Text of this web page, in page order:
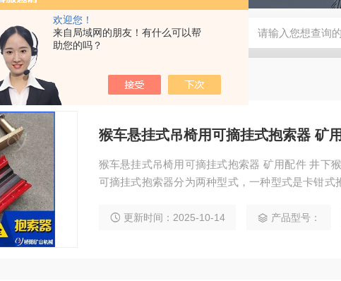
欢迎您！
来自局域网的朋友！有什么可以帮
助您的吗？
猴车配件橡胶轮衬 托压轮矿用斜井巷道用 矿用本安型行程开关
猴车悬挂式吊椅用可摘挂式抱索器 矿
猴车悬挂式吊椅用可摘挂式抱索器 矿用配件 井下猴车可摘挂抱索器 矿用载人吊椅连接件
可摘挂式抱索器分为两种型式，一种型式是卡钳式
可实现任意摘挂。
更新时间：2025-10-14 产品型号：